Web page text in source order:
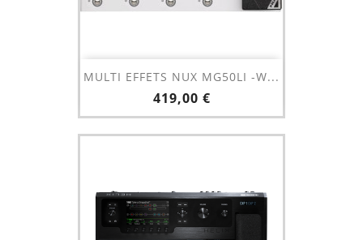
MULTI EFFETS NUX MG50LI -W...
Prix
419,00 €